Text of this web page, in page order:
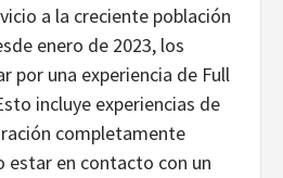
a la creciente población
enero de 2023, los
por una experiencia de Full
incluye experiencias de
completamente
estar en contacto con un